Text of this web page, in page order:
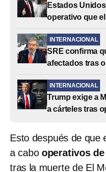
Estados
operativo que
INTERNACIONAL
SRE confirma
afectados tras
INTERNACIONAL
Trump exige a
a cárteles tras
Esto después de que
a cabo operativos
tras la muerte de El